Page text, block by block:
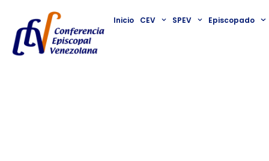
Inicio CEV SPEV Episcopado